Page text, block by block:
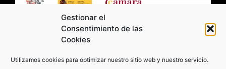
Gestionar el
Consentimiento de las
Cookies
Utilizamos cookies para optimizar nuestro sitio web y nuestro servicio.
2026 Moviltick technologies. Todos los